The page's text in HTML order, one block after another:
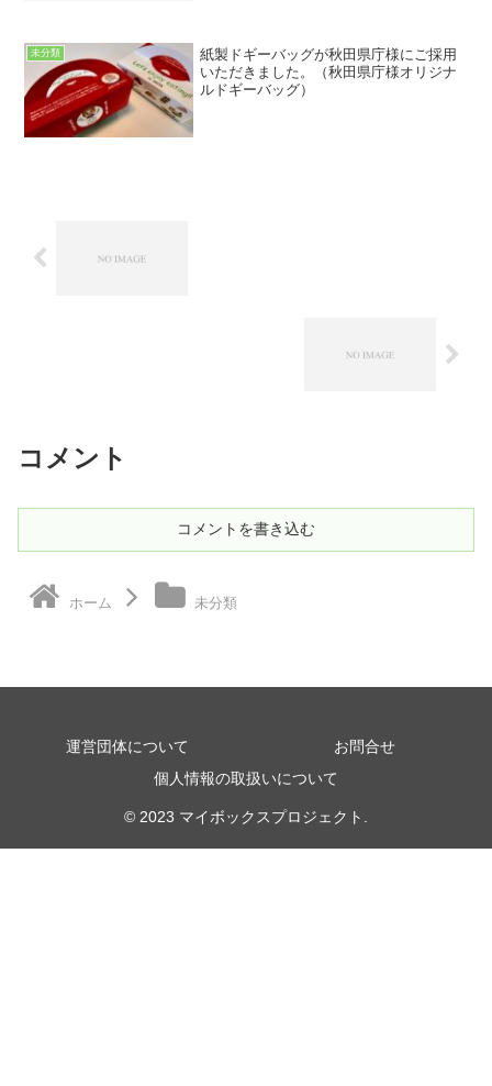
未分類
紙製ドギーバッグが秋田県庁様にご採用
いただきました。（秋田県庁様オリジナ
ルドギーバッグ）
コメント
コメントを書き込む
ホーム 未分類
運営団体について
お問合せ
個人情報の取扱いについて
© 2023 マイボックスプロジェクト.